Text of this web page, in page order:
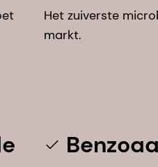
Het zuiverste
markt.